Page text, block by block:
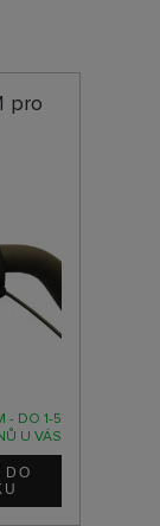
pro
- DO 1-5
U VÁS